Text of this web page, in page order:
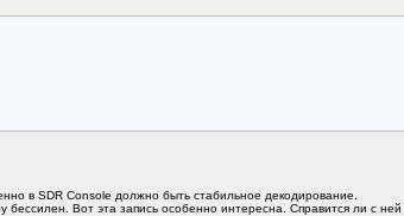
в SDR Console должно быть стабильное декодирование.
Вот эта запись особенно интересна. Справится ли с ней